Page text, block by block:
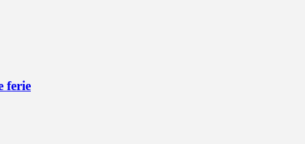
ferie